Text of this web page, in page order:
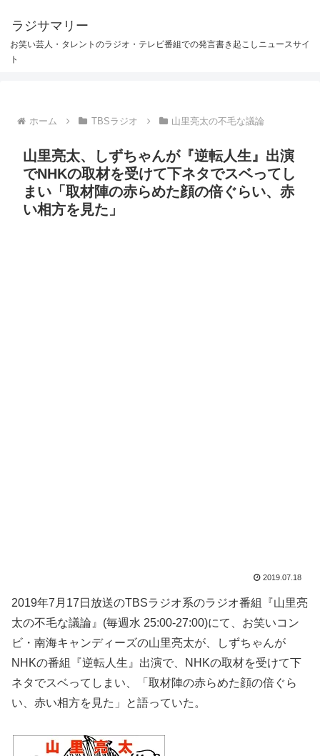
ラジサマリー
お笑い芸人・タレントのラジオ・テレビ番組での発言書き起こしニュースサイ
ト
ホーム TBSラジオ 山里亮太の不毛な議論
山里亮太、しずちゃんが『逆転人生』出演
でNHKの取材を受けて下ネタでスベってし
まい「取材陣の赤らめた顔の倍ぐらい、赤
い相方を見た」
2019.07.18
2019年7月17日放送のTBSラジオ系のラジオ番組『山里亮
太の不毛な議論』(毎週水 25:00-27:00)にて、お笑いコン
ビ・南海キャンディーズの山里亮太が、しずちゃんが
NHKの番組『逆転人生』出演で、NHKの取材を受けて下
ネタでスベってしまい、「取材陣の赤らめた顔の倍ぐら
い、赤い相方を見た」と語っていた。